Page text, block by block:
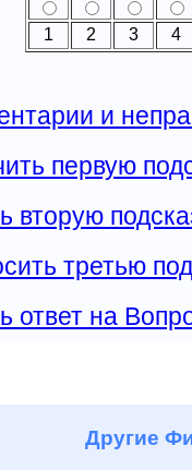
1 2 3 4
и
первую
вторую
третью
ответ на
Другие